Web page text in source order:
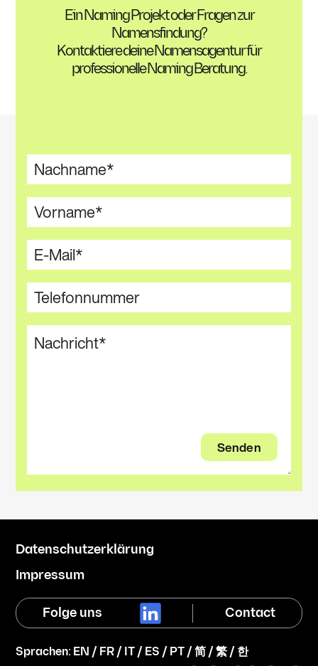
Ein Naming Projekt oder Fragen zur
Namensfindung?
Kontaktiere deine Namensagentur für
professionelle Naming Beratung.
Datenschutzerklärung
Impressum
Folge uns Contact
Sprachen: EN / FR / IT / ES / PT /简 /繁 / 한